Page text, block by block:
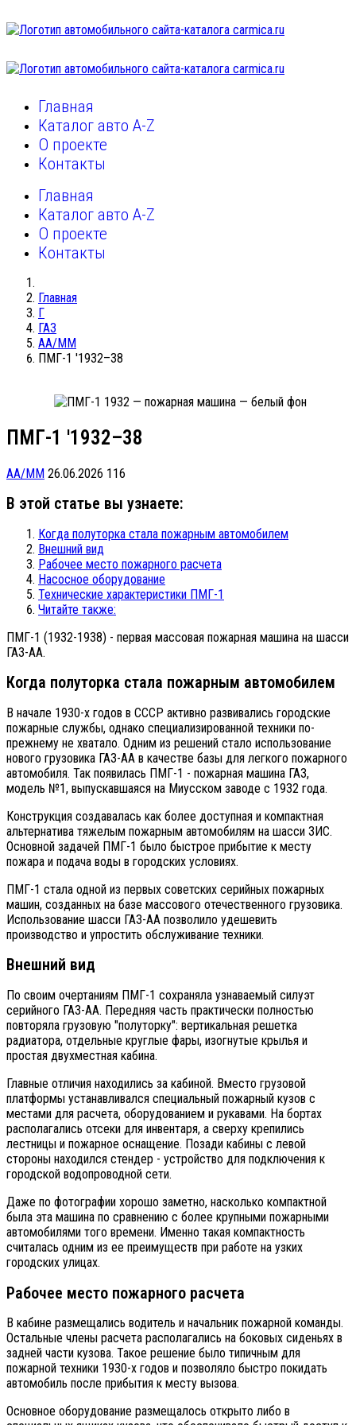
Главная
Каталог авто A-Z
О проекте
Контакты
Главная
Каталог авто A-Z
О проекте
Контакты
Главная
Г
ГАЗ
АА/ММ
ПМГ-1 '1932–38
ПМГ-1 '1932–38
АА/ММ 26.06.2026 116
В этой статье вы узнаете:
Когда полуторка стала пожарным автомобилем
Внешний вид
Рабочее место пожарного расчета
Насосное оборудование
Технические характеристики ПМГ-1
Читайте также:
ПМГ-1 (1932-1938) - первая массовая пожарная машина на шасси
ГАЗ-АА.
Когда полуторка стала пожарным автомобилем
В начале 1930-х годов в СССР активно развивались городские
пожарные службы, однако специализированной техники по-
прежнему не хватало. Одним из решений стало использование
нового грузовика ГАЗ-АА в качестве базы для легкого пожарного
автомобиля. Так появилась ПМГ-1 - пожарная машина ГАЗ,
модель №1, выпускавшаяся на Миусском заводе с 1932 года.
Конструкция создавалась как более доступная и компактная
альтернатива тяжелым пожарным автомобилям на шасси ЗИС.
Основной задачей ПМГ-1 было быстрое прибытие к месту
пожара и подача воды в городских условиях.
ПМГ-1 стала одной из первых советских серийных пожарных
машин, созданных на базе массового отечественного грузовика.
Использование шасси ГАЗ-АА позволило удешевить
производство и упростить обслуживание техники.
Внешний вид
По своим очертаниям ПМГ-1 сохраняла узнаваемый силуэт
серийного ГАЗ-АА. Передняя часть практически полностью
повторяла грузовую "полуторку": вертикальная решетка
радиатора, отдельные круглые фары, изогнутые крылья и
простая двухместная кабина.
Главные отличия находились за кабиной. Вместо грузовой
платформы устанавливался специальный пожарный кузов с
местами для расчета, оборудованием и рукавами. На бортах
располагались отсеки для инвентаря, а сверху крепились
лестницы и пожарное оснащение. Позади кабины с левой
стороны находился стендер - устройство для подключения к
городской водопроводной сети.
Даже по фотографии хорошо заметно, насколько компактной
была эта машина по сравнению с более крупными пожарными
автомобилями того времени. Именно такая компактность
считалась одним из ее преимуществ при работе на узких
городских улицах.
Рабочее место пожарного расчета
В кабине размещались водитель и начальник пожарной команды.
Остальные члены расчета располагались на боковых сиденьях в
задней части кузова. Такое решение было типичным для
пожарной техники 1930-х годов и позволяло быстро покидать
автомобиль после прибытия к месту вызова.
Основное оборудование размещалось открыто либо в